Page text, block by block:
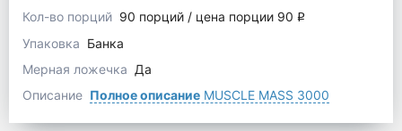
Кол-во порций 90 порций / цена порции 90 q
Упаковка Банка
Мерная ложечка Да
Описание Полное описаниеMUSCLE MASS 3000